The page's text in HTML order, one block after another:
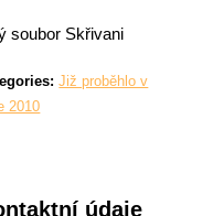
soubor Skřivani
Již proběhlo v
2010
údaje